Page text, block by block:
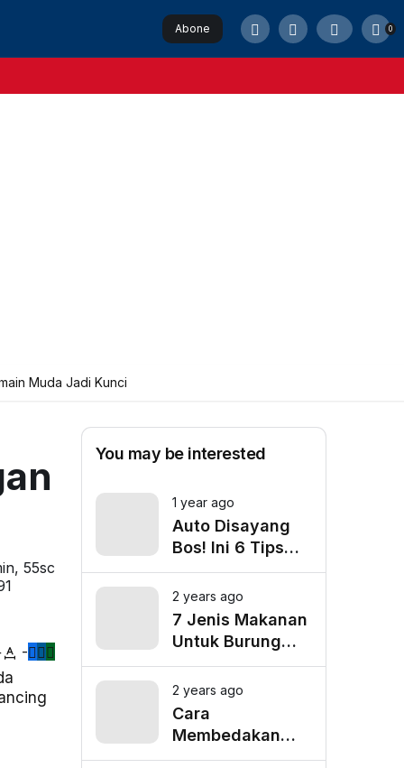
Abone
Ol
0
Muda Jadi Kunci
55sc
-
You may be interested
1 year ago
Auto Disayang
Bos! Ini 6 Tips
Biar Nggak Telat
Datang ke Kantor
2 years ago
7 Jenis Makanan
Untuk Burung
Cucak Ranting
Agar Gacor
2 years ago
Cara
Membedakan
Cucak Ranting